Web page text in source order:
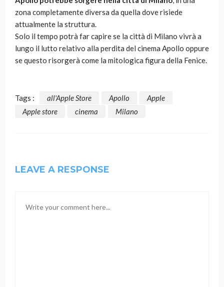
zona completamente diversa da quella dove risiede
attualmente la struttura.
Solo il tempo potrà far capire se la città di Milano vivrà a
lungo il lutto relativo alla perdita del cinema Apollo oppure
se questo risorgerà come la mitologica figura della Fenice.
Tags : all'Apple Store Apollo
Apple
Apple store
cinema Milano
LEAVE A RESPONSE